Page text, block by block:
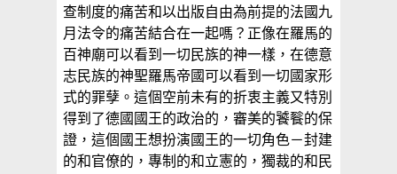
查制度的痛苦和以出版自由為前提的法國九
月法令的痛苦結合在一起嗎？正像在羅馬的
百神廟可以看到一切民族的神一樣，在德意
志民族的神聖羅馬帝國可以看到一切國家形
式的罪孽。這個空前未有的折衷主義又特別
得到了德國國王的政治的，審美的饕餮的保
證，這個國王想扮演國王的一切角色－封建
的和官僚的，專制的和立憲的，獨裁的和民